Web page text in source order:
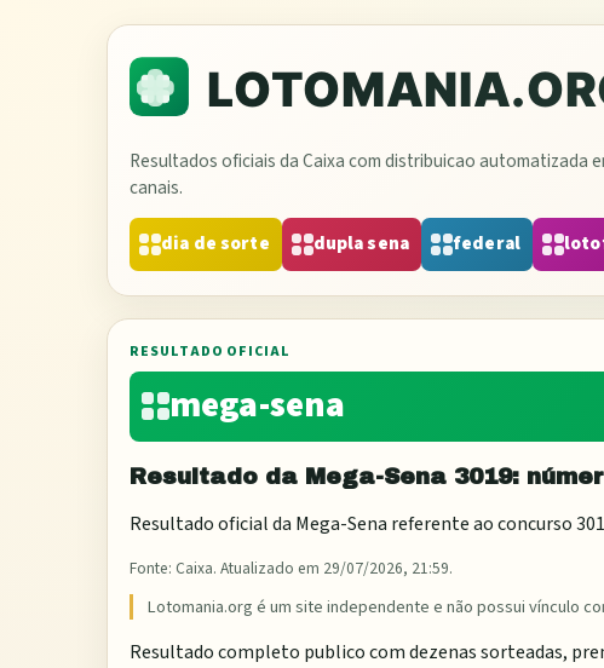
Resultados oficiais da Caixa com distribuicao automatizada
canais.
dia de sorte dupla sena federal
RESULTADO OFICIAL
mega-sena
Resultado da Mega-Sena 3019:
Resultado oficial da Mega-Sena referente ao concurso
Fonte: Caixa. Atualizado em 29/07/2026, 21:59.
Lotomania.org é um site independente e não possui vínculo
Resultado completo publico com dezenas sorteadas,